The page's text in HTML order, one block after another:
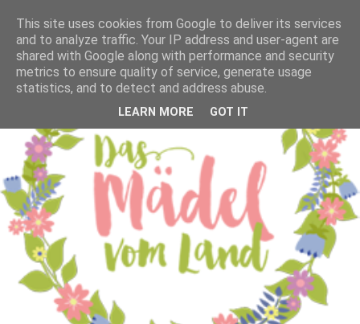
This site uses cookies from Google to deliver its services
and to analyze traffic. Your IP address and user-agent are
shared with Google along with performance and security
metrics to ensure quality of service, generate usage
statistics, and to detect and address abuse.
LEARN MORE GOT IT